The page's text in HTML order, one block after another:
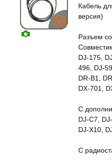
Кабель
версия)
Разъем
DJ-175,
496, DJ-
DR-B1,
DX-701,
С
DJ-C7,
DJ-X10,
С